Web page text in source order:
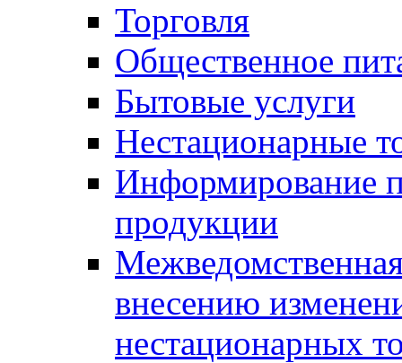
Торговля
Общественное
Бытовые услуги
Нестационарные
Информирование
продукции
внесению
нестационарных